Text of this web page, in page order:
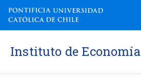
Instituto de Economía